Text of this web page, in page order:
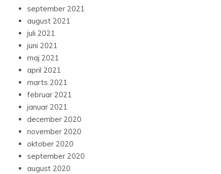
september 2021
august 2021
juli 2021
juni 2021
maj 2021
april 2021
marts 2021
februar 2021
januar 2021
december 2020
november 2020
oktober 2020
september 2020
august 2020